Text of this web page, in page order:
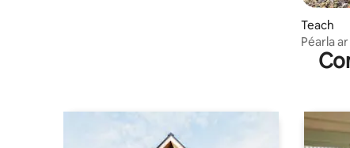
Teach
Péarla